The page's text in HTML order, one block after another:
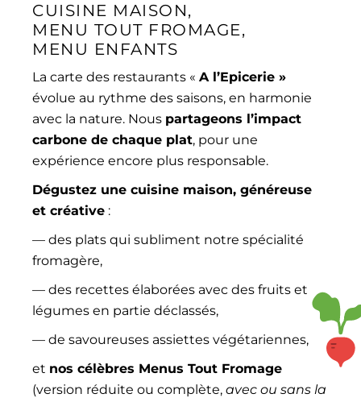
CUISINE MAISON,
MENU TOUT FROMAGE,
MENU ENFANTS
La carte des restaurants «A l’Epicerie »
évolue au rythme des saisons, en harmonie
avec la nature. Nous partageons l’impact
carbone de chaque plat, pour une
expérience encore plus responsable.
Dégustez une cuisine maison, généreuse
et créative :
— des plats qui subliment notre spécialité
fromagère,
— des recettes élaborées avec des fruits et
légumes en partie déclassés,
— de savoureuses assiettes végétariennes,
et nos célèbres Menus Tout Fromage
(version réduite ou complète,avec ou sans la